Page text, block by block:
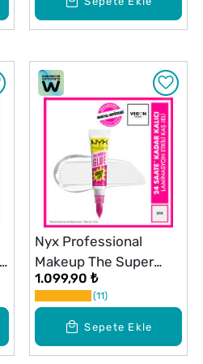
Sepete Ekle
Nyx Professional
Makeup The Super
Brow Glue Sabitleyici
Kaş Jeli O1
1.099,90 ₺
11